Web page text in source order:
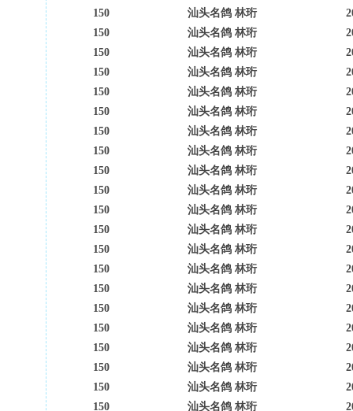
150
汕头名鸽 林珩
150
汕头名鸽 林珩
150
汕头名鸽 林珩
150
汕头名鸽 林珩
150
汕头名鸽 林珩
150
汕头名鸽 林珩
150
汕头名鸽 林珩
150
汕头名鸽 林珩
150
汕头名鸽 林珩
150
汕头名鸽 林珩
150
汕头名鸽 林珩
150
汕头名鸽 林珩
150
汕头名鸽 林珩
150
汕头名鸽 林珩
150
汕头名鸽 林珩
150
汕头名鸽 林珩
150
汕头名鸽 林珩
150
汕头名鸽 林珩
150
汕头名鸽 林珩
150
汕头名鸽 林珩
150
汕头名鸽 林珩